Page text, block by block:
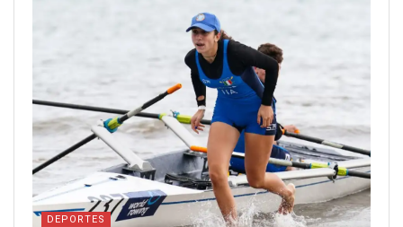
DEPORTES